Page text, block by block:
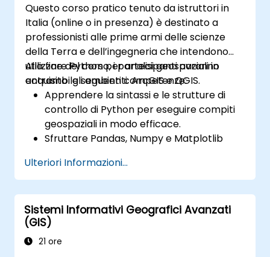
Questo corso pratico tenuto da istruttori in
Italia (online o in presenza) è destinato a
professionisti alle prime armi delle scienze
della Terra e dell’ingegneria che intendono
utilizzare Python per analisi geospaziali in
entrambi gli ambienti: ArcGIS e QGIS.
Alla fine del corso, i partecipanti avranno
acquisito le seguenti competenze:
Apprendere la sintassi e le strutture di
controllo di Python per eseguire compiti
geospaziali in modo efficace.
Sfruttare Pandas, Numpy e Matplotlib
dei dati GIS.
Manipolare i dati vettoriali tramite le
librerie Geopandas, Arcpy e PyQGIS.
Automatizzare flussi di lavoro geospaziali
ricorrendo a script Python in ArcGIS e
QGIS.
Ulteriori Informazioni...
Sistemi Informativi Geografici Avanzati
(GIS)
21 ore